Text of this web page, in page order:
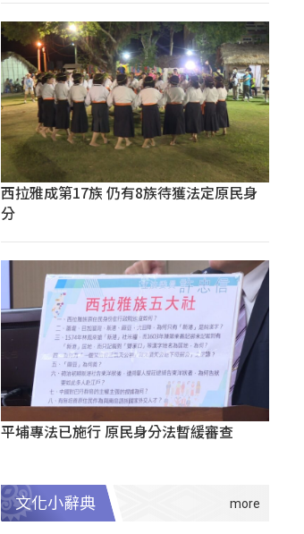
西拉雅成第17族 仍有8族待獲法定原民身
分
平埔專法已施行 原民身分法暫緩審查
文化小辭典